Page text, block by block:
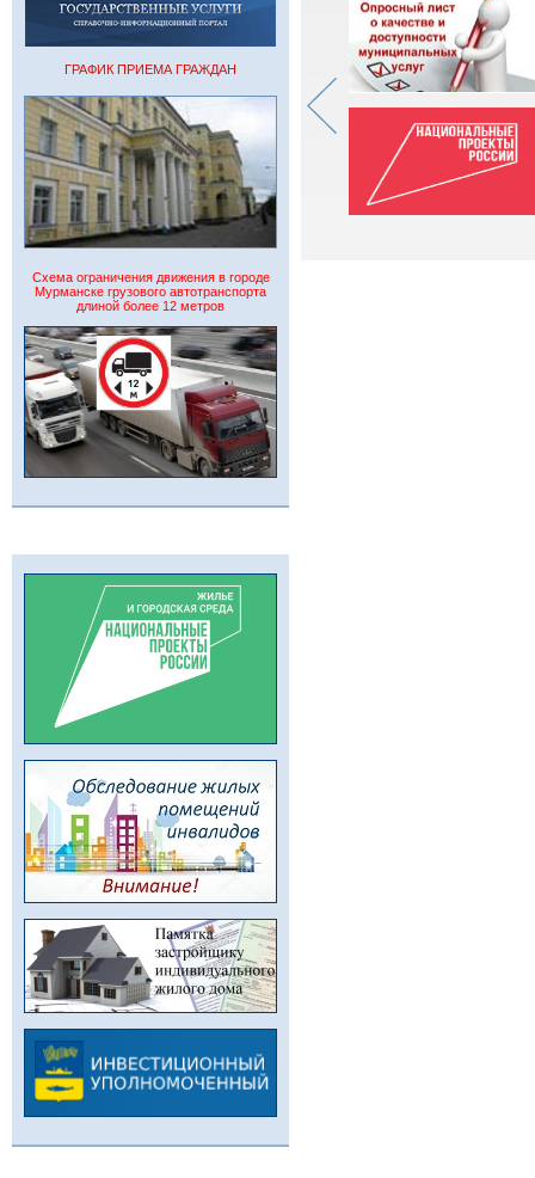
ГРАФИК ПРИЕМА ГРАЖДАН
Схема ограничения движения в городе
Мурманске грузового автотранспорта
длиной более 12 метров